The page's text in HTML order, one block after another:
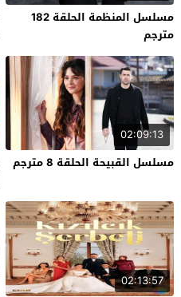
مسلسل المنظمة الحلقة 182
مترجم
02:09:13
مسلسل القبيحة الحلقة 8 مترجم
02:13:57